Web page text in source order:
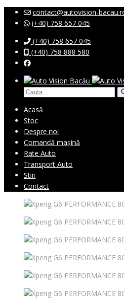
contact@autovision-
(+40) 758 657 045
(+40) 758 657 045
(+40) 758 888 580
Acasă
Stoc
Despre noi
Comandă mașină
Rate Auto
Transport Auto
Stiri
Contact